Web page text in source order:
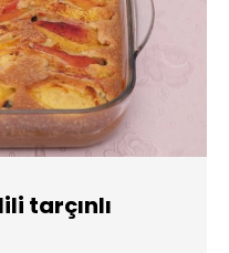
tarçınlı